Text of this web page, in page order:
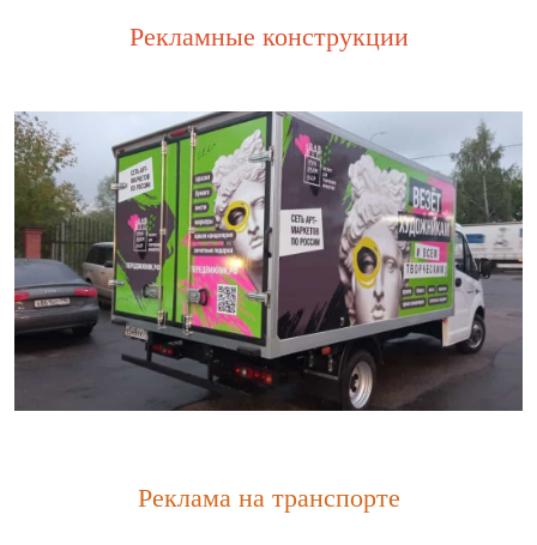
Рекламные конструкции
Реклама на транспорте